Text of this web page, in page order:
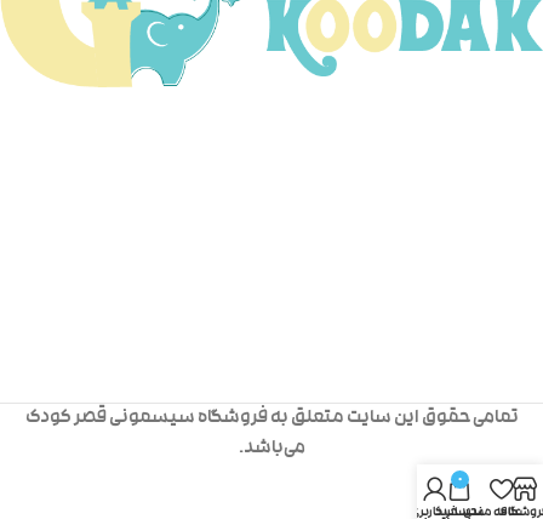
تمامی حقوق این سایت متعلق به فروشگاه سیسمونی قصر کودک
می‌باشد.
علاقه مندی
0
سبد خرید
حساب کاربری من